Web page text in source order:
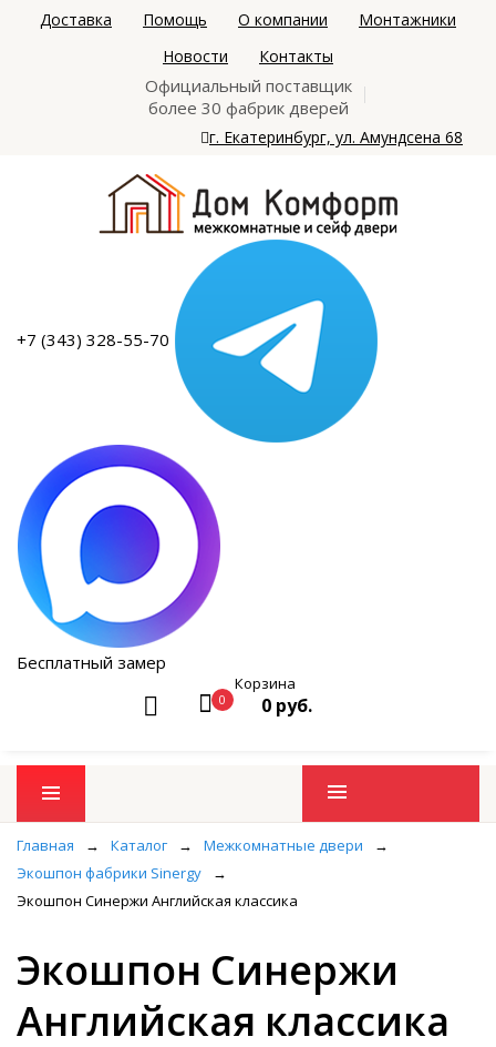
Доставка Помощь О компании
Монтажники
Новости
Контакты
Официальный поставщик
более 30 фабрик дверей
г. Екатеринбург, ул. Амундсена 68
+7 (343) 328-55-70
Бесплатный замер
0
Корзина
0 руб.
Промо товары
Главная → Каталог → Межкомнатные двери
→
Экошпон фабрики Sinergy
→
Экошпон Синержи Английская классика
Экошпон Синержи
Английская классика